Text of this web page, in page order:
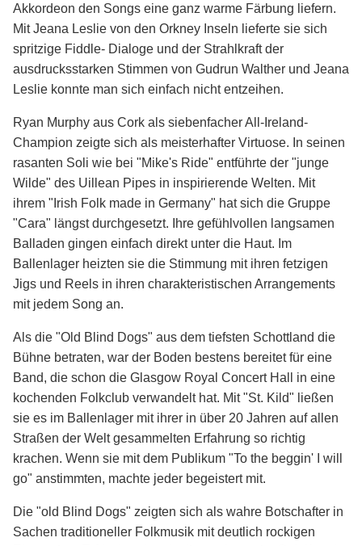
Akkordeon den Songs eine ganz warme Färbung liefern.
Mit Jeana Leslie von den Orkney Inseln lieferte sie sich
spritzige Fiddle- Dialoge und der Strahlkraft der
ausdrucksstarken Stimmen von Gudrun Walther und Jeana
Leslie konnte man sich einfach nicht entzeihen.
Ryan Murphy aus Cork als siebenfacher All-Ireland-
Champion zeigte sich als meisterhafter Virtuose. In seinen
rasanten Soli wie bei "Mike's Ride" entführte der "junge
Wilde" des Uillean Pipes in inspirierende Welten. Mit
ihrem "Irish Folk made in Germany" hat sich die Gruppe
"Cara" längst durchgesetzt. Ihre gefühlvollen langsamen
Balladen gingen einfach direkt unter die Haut. Im
Ballenlager heizten sie die Stimmung mit ihren fetzigen
Jigs und Reels in ihren charakteristischen Arrangements
mit jedem Song an.
Als die "Old Blind Dogs" aus dem tiefsten Schottland die
Bühne betraten, war der Boden bestens bereitet für eine
Band, die schon die Glasgow Royal Concert Hall in eine
kochenden Folkclub verwandelt hat. Mit "St. Kild" ließen
sie es im Ballenlager mit ihrer in über 20 Jahren auf allen
Straßen der Welt gesammelten Erfahrung so richtig
krachen. Wenn sie mit dem Publikum "To the beggin' I will
go" anstimmten, machte jeder begeistert mit.
Die "old Blind Dogs" zeigten sich als wahre Botschafter in
Sachen traditioneller Folkmusik mit deutlich rockigen